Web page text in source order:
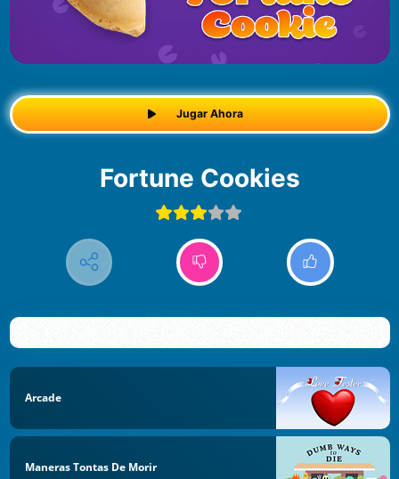
Jugar Ahora
Fortune Cookies
Arcade
Maneras Tontas De Morir